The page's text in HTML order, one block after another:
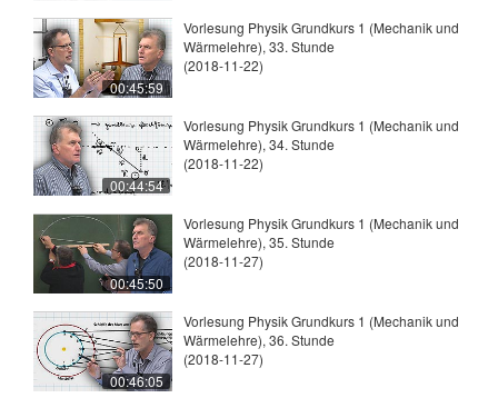
00:45:59
Vorlesung Physik Grundkurs 1 (Mechanik und
Wärmelehre), 33. Stunde
(2018-11-22)
00:44:54
Vorlesung Physik Grundkurs 1 (Mechanik und
Wärmelehre), 34. Stunde
(2018-11-22)
00:45:50
Vorlesung Physik Grundkurs 1 (Mechanik und
Wärmelehre), 35. Stunde
(2018-11-27)
00:46:05
Vorlesung Physik Grundkurs 1 (Mechanik und
Wärmelehre), 36. Stunde
(2018-11-27)